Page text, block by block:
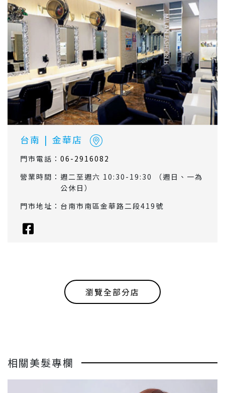
台南 | 金華店
門市電話： 06-2916082
營業時間： 週二至週六 10:30-19:30 （週日、一為
公休日）
門市地址： 台南市南區金華路二段419號
瀏覽全部分店
相關美髮專欄